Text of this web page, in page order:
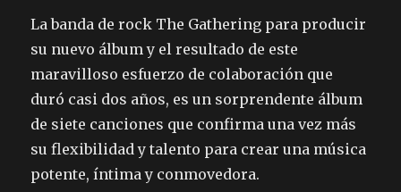
La banda de rock The Gathering para producir
su nuevo álbum y el resultado de este
maravilloso esfuerzo de colaboración que
duró casi dos años, es un sorprendente álbum
de siete canciones que confirma una vez más
su flexibilidad y talento para crear una música
potente, íntima y conmovedora.